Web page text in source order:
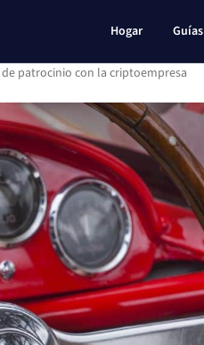
Hogar Guías
patrocinio con la criptoempresa